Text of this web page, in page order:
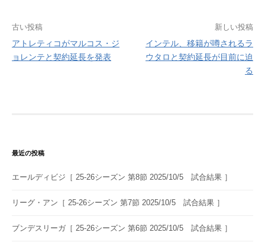
投
稿
シ
ョ
古い投稿
アトレティコがマルコス・ジ
ョレンテと契約延長を発表
新しい投稿
インテル、移籍が噂されるラ
ウタロと契約延長が目前に迫
る
最近の投稿
エールディビジ［ 25-26シーズン 第8節 2025/10/5 試合結果 ］
リーグ・アン［ 25-26シーズン 第7節 2025/10/5 試合結果 ］
ブンデスリーガ［ 25-26シーズン 第6節 2025/10/5 試合結果 ］